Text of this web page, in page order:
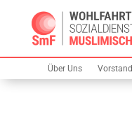
Über Uns Vorstand